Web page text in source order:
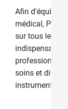
Afin d'équiper
médical,
sur tous les
profession :
soins et